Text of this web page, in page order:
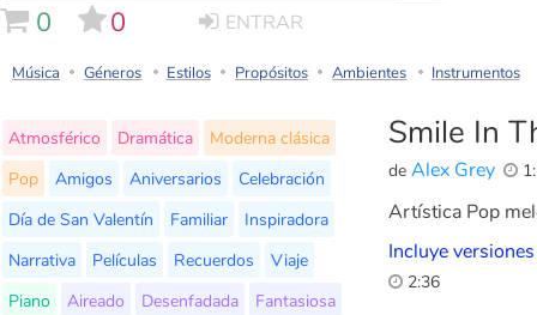
0 0 ENTRAR
Música Géneros Estilos Propósitos Ambientes Instrumentos
Smile In
de Alex Grey
Atmosférico Dramática
Moderna clásica
Pop
Amigos Aniversarios
Celebración
Día de San Valentín
Familiar
Inspiradora
Narrativa
Películas Recuerdos
Viaje
Piano
Aireado Desenfadada
Fantasiosa
Artística Pop
Incluye
2:36